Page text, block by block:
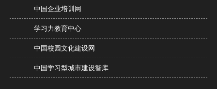
中国企业培训网
学习力教育中心
中国校园文化建设网
中国学习型城市建设智库